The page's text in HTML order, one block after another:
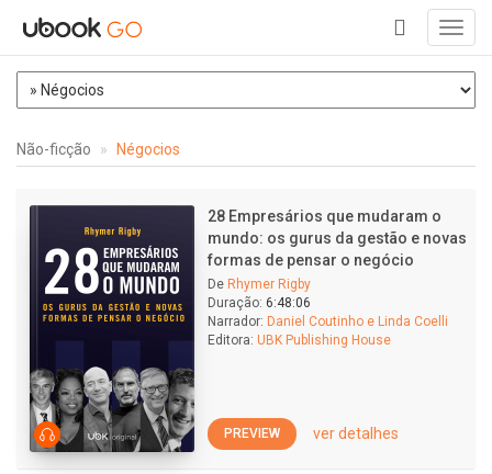
+
Não-ficção Négocios
28 Empresários que mudaram o
mundo: os gurus da gestão e novas
formas de pensar o negócio
De Rhymer Rigby
Duração: 6:48:06
Narrador: Daniel Coutinho e Linda Coelli
Editora: UBK Publishing House
PREVIEW ver detalhes